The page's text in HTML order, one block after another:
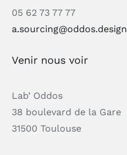
05 62 73 77 77
a.sourcing@oddos.design
Venir nous voir
Lab’ Oddos
38 boulevard de la Gare
31500 Toulouse